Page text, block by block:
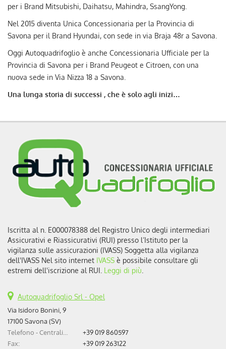
per i Brand Mitsubishi, Daihatsu, Mahindra, SsangYong.
Nel 2015 diventa Unica Concessionaria per la Provincia di
Savona per il Brand Hyundai, con sede in via Braja 48r a Savona.
Oggi Autoquadrifoglio è anche Concessionaria Ufficiale per la
Provincia di Savona per i Brand Peugeot e Citroen, con una
nuova sede in Via Nizza 18 a Savona.
Una lunga storia di successi , che è solo agli inizi…
Iscritta al n. E000078388 del Registro Unico degli intermediari
Assicurativi e Riassicurativi (RUI) presso l’Istituto per la
vigilanza sulle assicurazioni (IVASS) Soggetta alla vigilanza
dell'IVASS Nel sito internet IVASS è possibile consultare gli
estremi dell'iscrizione al RUI. Leggi di più
Autoquadrifoglio Srl - Opel
Via Isidoro Bonini, 9
17100 Savona (SV)
+39 019 860597
Fax:
+39 019 263122